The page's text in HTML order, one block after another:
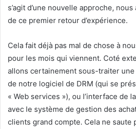
s’agit d’une nouvelle approche,
de ce premier retour d’expérience.
Cela fait déjà pas mal de chose à
pour les mois qui viennent. Coté
allons certainement sous-traiter une
de notre logiciel de DRM (qui se
« Web services »), ou l’interface de
avec le système de gestion des
clients grand compte. Cela ne saute